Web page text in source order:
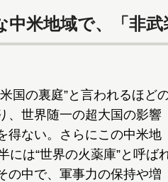
中米地域で、「非
国の裏庭”と言われるほど
、世界随一の超大国の影響
得ない。さらにこの中米地
には“世界の火薬庫”と呼ば
の中で、軍事力の保持や増